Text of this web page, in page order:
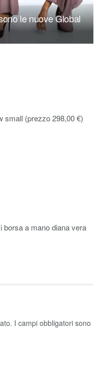
le nuove Global
small (prezzo 298,00 €)
a mano diana vera
I campi obbligatori sono